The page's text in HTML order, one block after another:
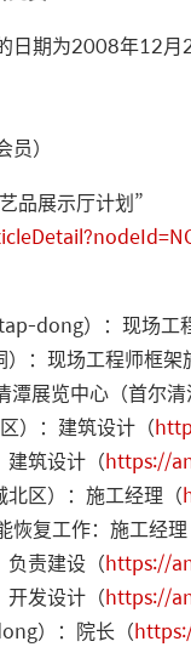
日期为2008年12月
）
品展示厅计划”
dong）：现场工
：现场工程师框架
展览中心（首尔
）：建筑设计（
筑设计（https://
区）：施工经理（
恢复工作：施工经
责建设（https://
发设计（https://
）：院长（